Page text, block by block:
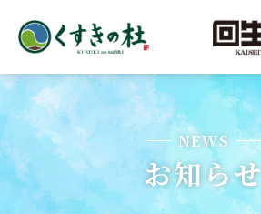
NEWS
お知らせ